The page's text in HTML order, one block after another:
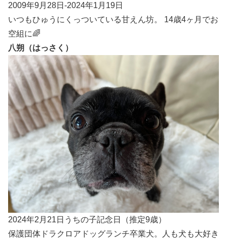
2009年9月28日-2024年1月19日
いつもひゅうにくっついている甘えん坊。 14歳4ヶ月でお
空組に🌈
八朔（はっさく）
2024年2月21日うちの子記念日（推定9歳）
保護団体ドラクロアドッグランチ卒業犬。人も犬も大好き